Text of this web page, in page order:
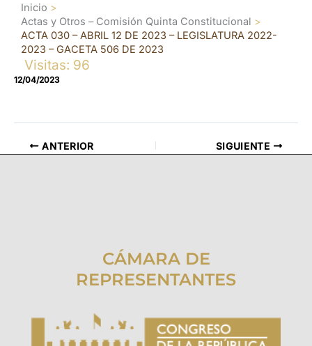
Inicio
Actas y Otros – Comisión Quinta Constitucional
ACTA 030 – ABRIL 12 DE 2023 – LEGISLATURA 2022-
2023 – GACETA 506 DE 2023
Visitas: 96
12/04/2023
ANTERIOR SIGUIENTE
CÁMARA DE
REPRESENTANTES